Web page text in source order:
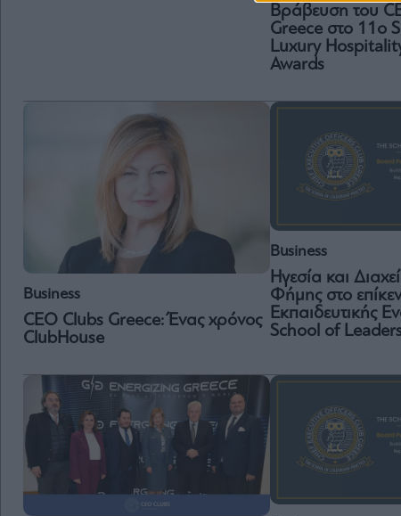
Βράβευση του
Greece στο 11ο
Luxury
Awards
Business
CEO Clubs Greece: Ένας χρόνος
ClubHouse
Business
Ηγεσία και
Φήμης στο
Εκπαιδευτικής
School of